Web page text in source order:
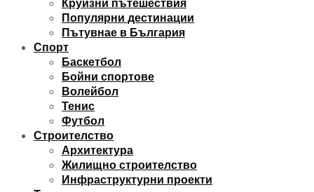
Круизни пътешествия
Популярни дестинации
Пътувнае в България
Спорт
Баскетбол
Бойни спортове
Волейбол
Тенис
Футбол
Строителство
Архитектура
Жилищно строителство
Инфраструктурни проекти